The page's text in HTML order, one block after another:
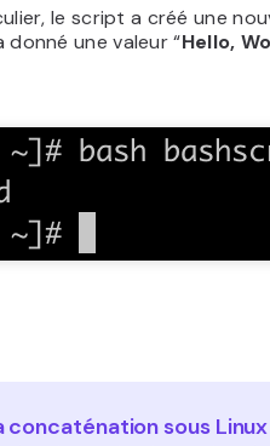
le script a créé une
donné une valeur “Hello,
concaténation sous